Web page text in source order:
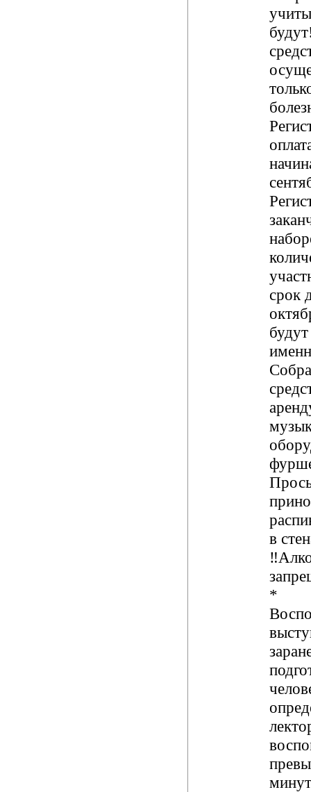
срок
в
*